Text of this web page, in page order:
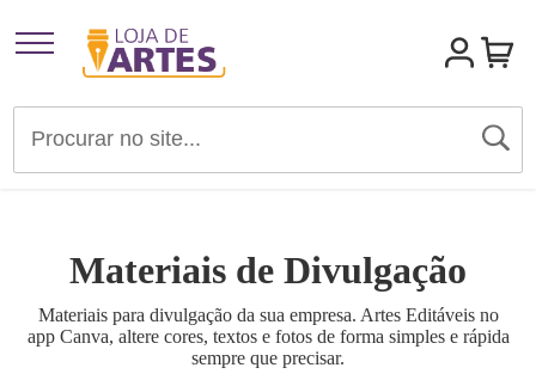
Artigos para Festas
Convites
Identidades Visuais
Materiais de Divulgação
Materiais para divulgação da sua empresa. Artes Editáveis no
app Canva, altere cores, textos e fotos de forma simples e rápida
sempre que precisar.